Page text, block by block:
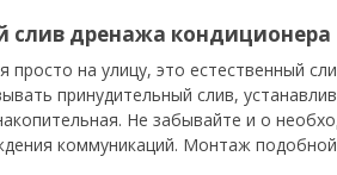
слив дренажа кондиционера
просто на улицу, это естественный
принудительный слив,
Не забывайте и о
коммуникаций. Монтаж